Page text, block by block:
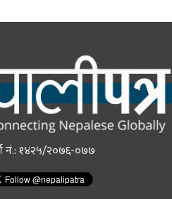
नं.: १४२५/२०७६-०७७